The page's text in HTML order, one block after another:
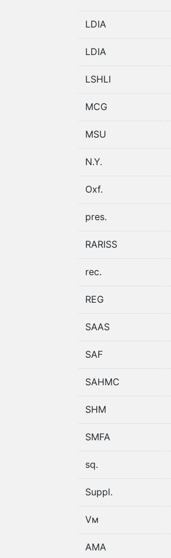
LDIA
LDIA
LSHLI
MCG
MSU
N.Y.
Oxf.
pres.
RARISS
rec.
REG
SAAS
SAF
SAHMC
SHM
SMFA
sq.
Suppl.
Vм
АМА